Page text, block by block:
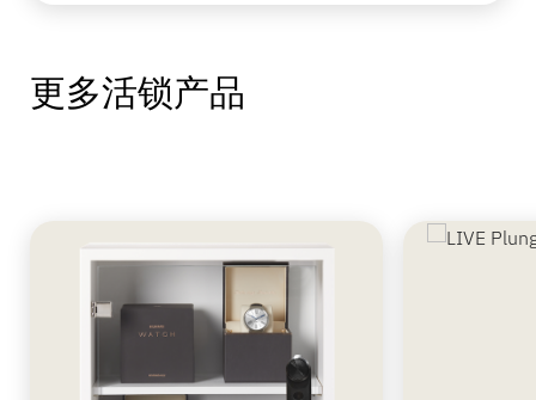
更多活锁产品